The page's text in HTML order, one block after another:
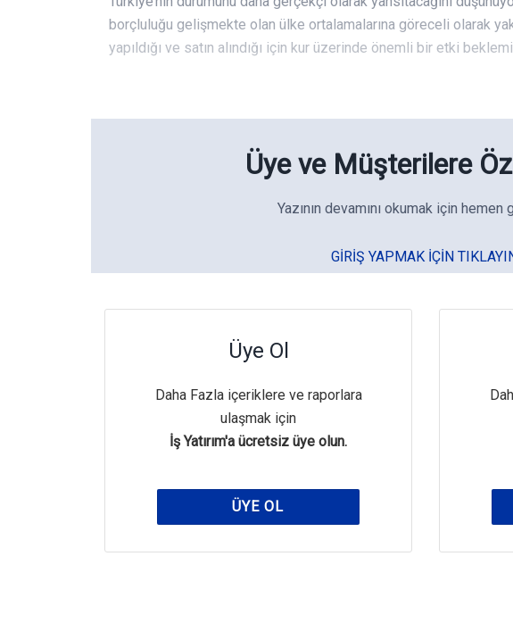
borçluluğu gelişmekte olan ülke ortalamalarına göreceli olarak
yapıldığı ve satın alındığı için kur üzerinde önemli bir etki
Üye ve Müşterilere
Yazının devamını okumak için hemen
GIRIŞ YAPMAK IÇIN
Üye Ol
Daha Fazla içeriklere ve raporlara
ulaşmak için
İş Yatırım'a ücretsiz üye olun.
ÜYE OL